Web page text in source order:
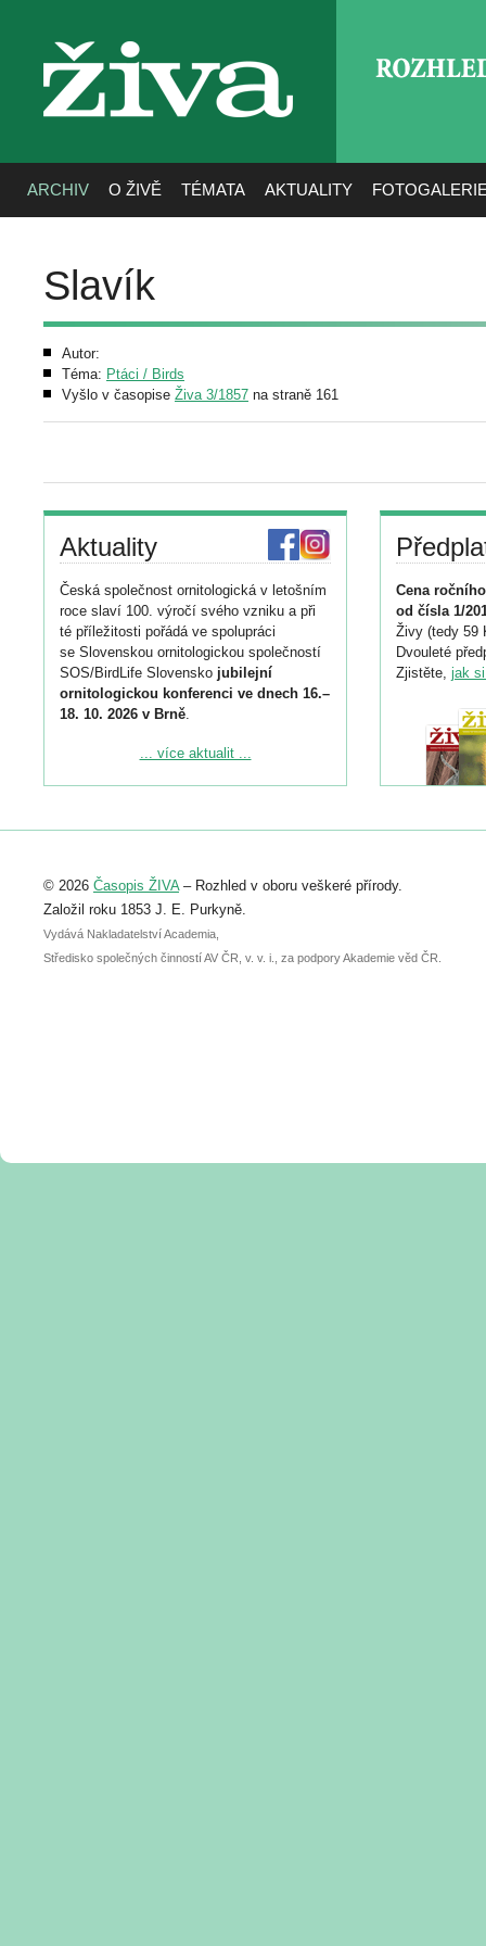
živa
ARCHIV O ŽIVĚ TÉMATA AKTUALITY
Slavík
Autor:
Téma: Ptáci / Birds
Vyšlo v časopise Živa 3/1857 na straně 161
Aktuality
Česká společnost ornitologická v letošním
roce slaví 100. výročí svého vzniku a při
té příležitosti pořádá ve spolupráci
se Slovenskou ornitologickou společností
SOS/BirdLife Slovensko jubilejní
ornitologickou konferenci ve dnech 16.–
18. 10. 2026 v Brně.
Podrobnější informace ke konferenci
Registrovat se můžete do 6. září.
abstraktu přihlášené přednášky nebo
posteru je už 30. června.
... více aktualit ...
Cena
od čísla 1/
Živy (tedy 59
Dvouleté
Zjistěte, jak
© 2026 Časopis ŽIVA– Rozhled v oboru veškeré přírody.
Založil roku 1853 J. E. Purkyně.
Vydává Nakladatelství Academia,
Středisko společných činností AV ČR, v. v. i., za podpory Akademie věd ČR.